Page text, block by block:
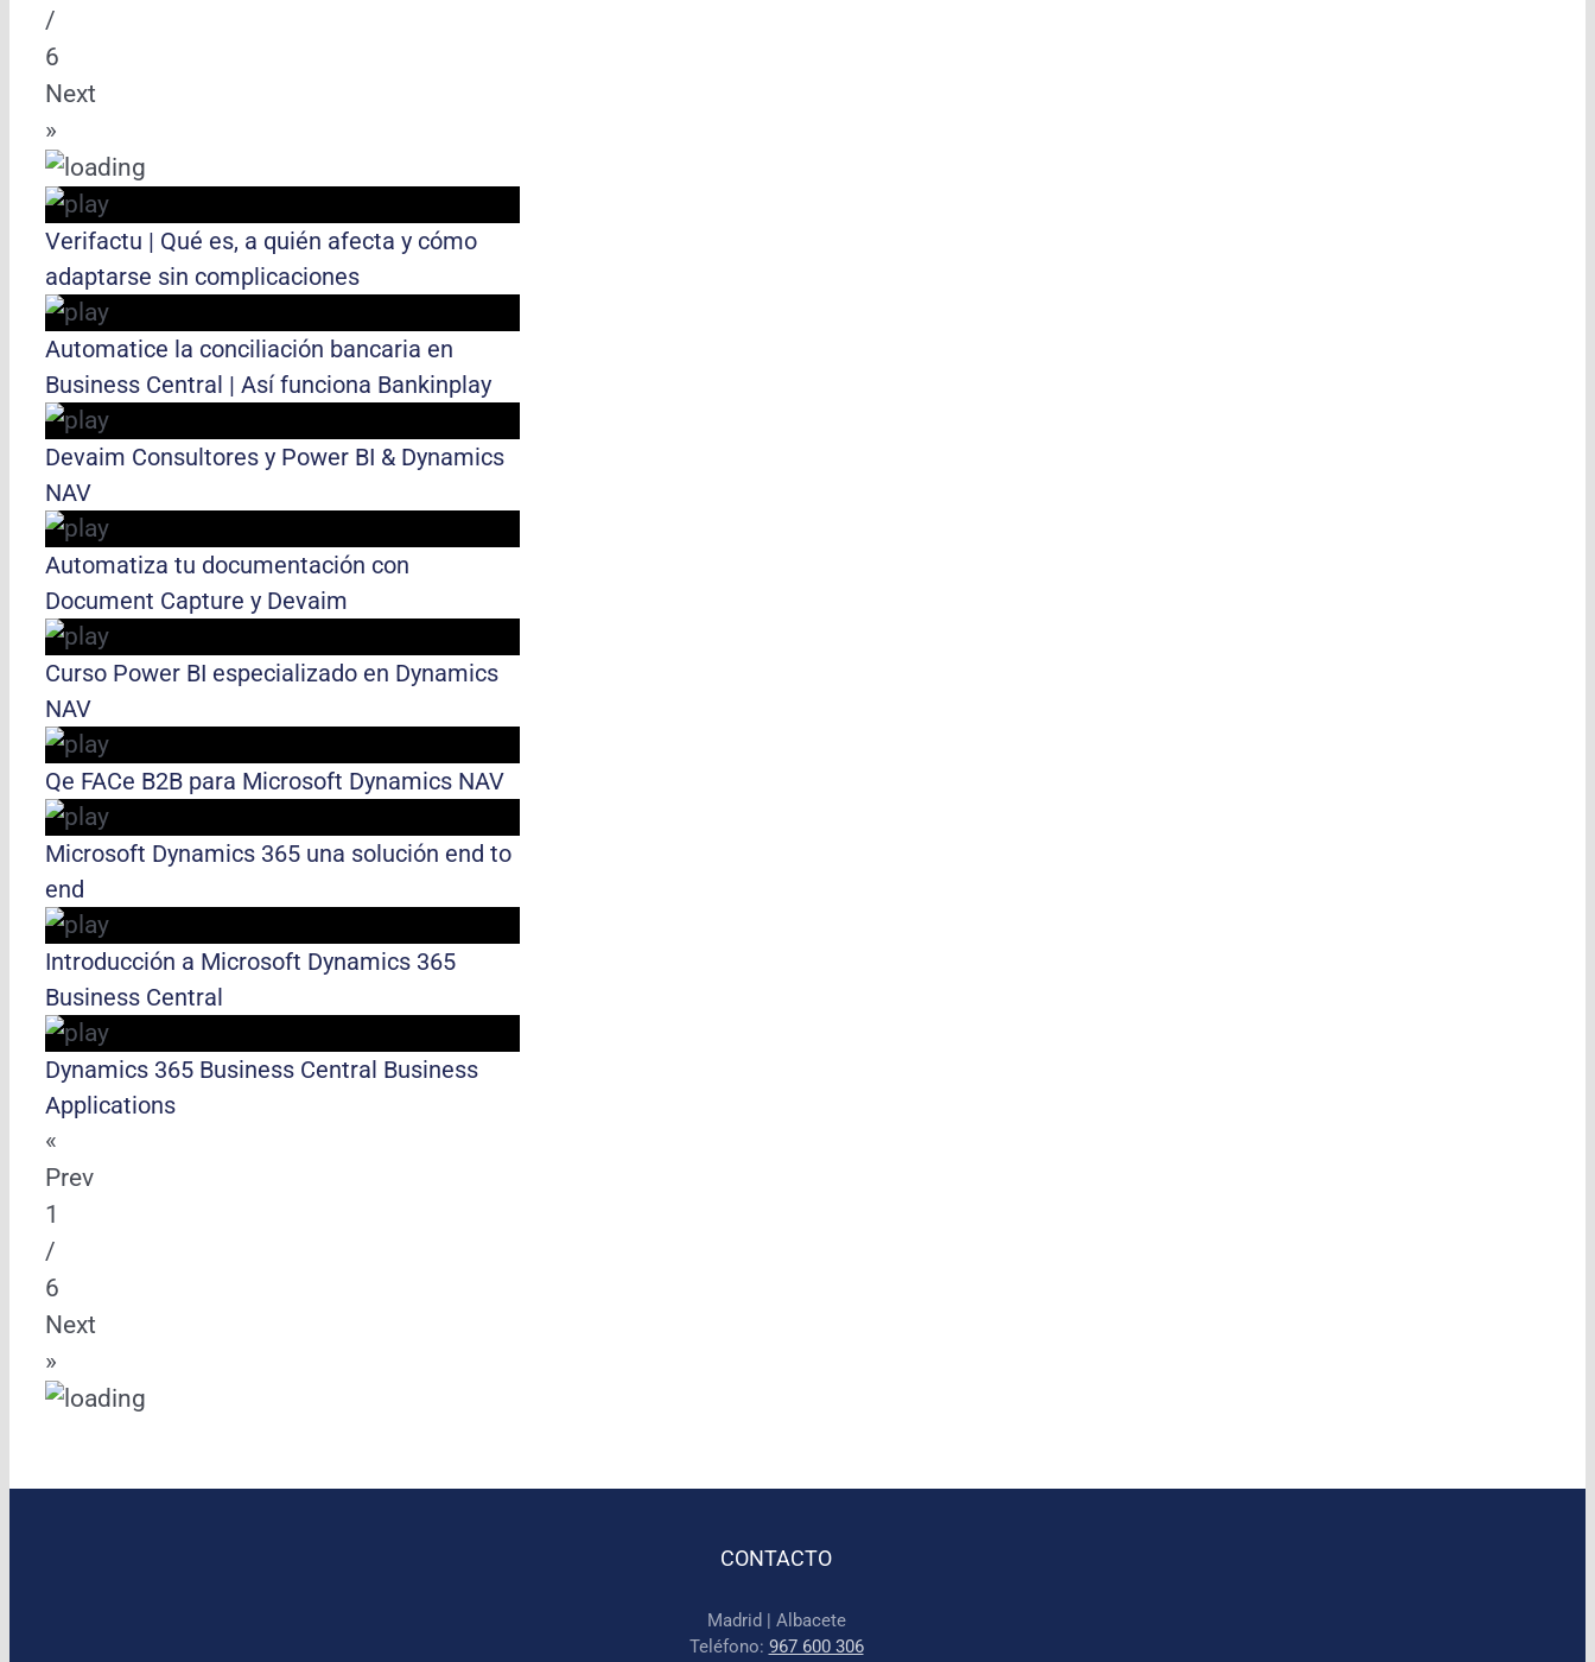
/
6
Next
»
Verifactu | Qué es, a quién afecta y cómo
adaptarse sin complicaciones
Automatice la conciliación bancaria en
Business Central | Así funciona Bankinplay
Devaim Consultores y Power BI & Dynamics
NAV
Automatiza tu documentación con
Document Capture y Devaim
Curso Power BI especializado en Dynamics
NAV
Qe FACe B2B para Microsoft Dynamics NAV
Microsoft Dynamics 365 una solución end to
end
Introducción a Microsoft Dynamics 365
Business Central
Dynamics 365 Business Central Business
Applications
«
Prev
1
/
6
Next
»
CONTACTO
Madrid | Albacete
Teléfono: 967 600 306